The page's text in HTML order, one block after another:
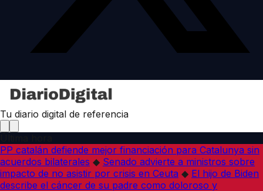
Tu diario digital de referencia
PP catalán defiende mejor financiación para Catalunya sin
acuerdos bilaterales ◆ Senado advierte a ministros sobre
impacto de no asistir por crisis en Ceuta ◆ El hijo de Biden
describe el cáncer de su padre como doloroso y